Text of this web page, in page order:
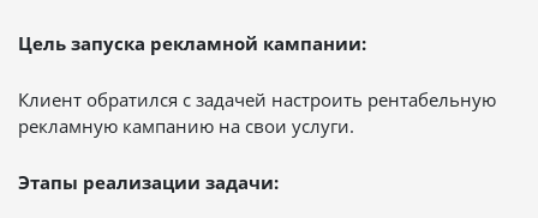
Цель запуска рекламной кампании:
Клиент обратился с задачей настроить рентабельную
рекламную кампанию на свои услуги.
Этапы реализации задачи: